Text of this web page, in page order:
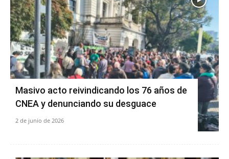
Masivo acto reivindicando los 76 años de
CNEA y denunciando su desguace
2 de junio de 2026